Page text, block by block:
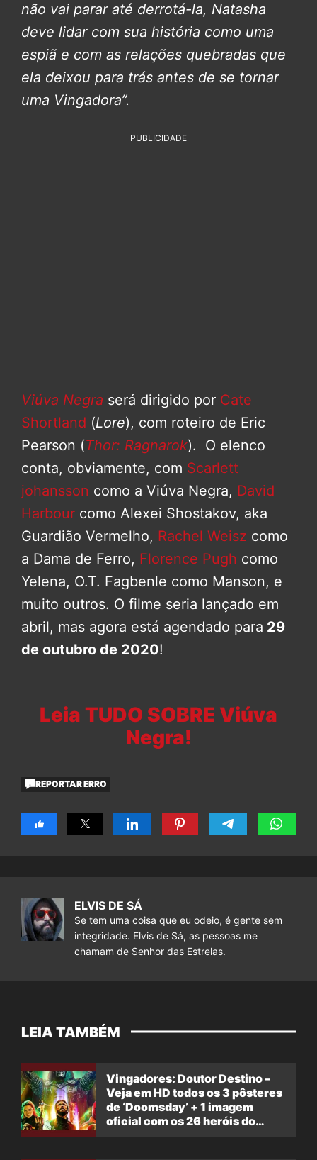
não vai parar até derrotá-la, Natasha
deve lidar com sua história como uma
espiã e com as relações quebradas que
ela deixou para trás antes de se tornar
uma Vingadora”.
PUBLICIDADE
Viúva Negra será dirigido por Cate
Shortland (Lore), com roteiro de Eric
Pearson (Thor: Ragnarok). O elenco
conta, obviamente, com Scarlett
johansson como a Viúva Negra, David
Harbour como Alexei Shostakov, aka
Guardião Vermelho, Rachel Weisz como
a Dama de Ferro, Florence Pugh como
Yelena, O.T. Fagbenle como Manson, e
muito outros. O filme seria lançado em
abril, mas agora está agendado para 29
de outubro de 2020!
Leia TUDO SOBRE Viúva
Negra!
REPORTAR ERRO
ELVIS DE SÁ
Se tem uma coisa que eu odeio, é gente sem
integridade. Elvis de Sá, as pessoas me
chamam de Senhor das Estrelas.
LEIA TAMBÉM
Vingadores: Doutor Destino –
Veja em HD todos os 3 pôsteres
de ‘Doomsday’ + 1 imagem
oficial com os 26 heróis do